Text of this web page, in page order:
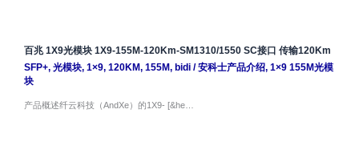
百兆 1X9光模块 1X9-155M-120Km-SM1310/1550 SC接口 传输120Km
SFP+, 光模块, 1×9, 120KM, 155M, bidi/安科士产品介绍, 1×9 155M光模
块
产品概述纤云科技（AndXe）的1X9- [&he…